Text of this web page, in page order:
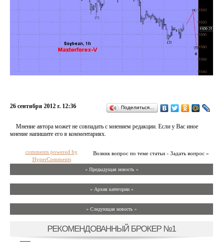
26 сентября 2012 г. 12:36 Поделиться…
Мнение автора может не совпадать с мнением редакции. Если у Вас иное
мнение напишите его в комментариях.
Возник вопрос по теме статьи - Задать вопрос »
comments powered by
HyperComments
« Предыдущая новость «
» Архив категории «
» Следующая новость »
РЕКОМЕНДОВАННЫЙ БРОКЕР №1